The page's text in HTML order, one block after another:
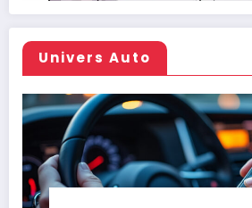
Univers Auto